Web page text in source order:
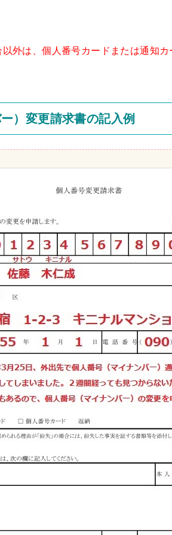
外は、個人番号カードまたは通知カ
）変更請求書の記入例